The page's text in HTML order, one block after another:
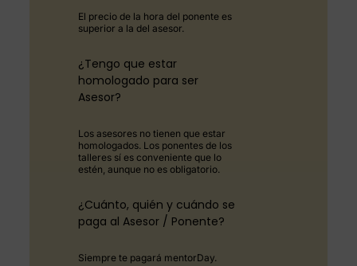
El precio de la hora del ponente es
superior a la del asesor.
¿Tengo que estar
homologado para ser
Asesor?
Los asesores no tienen que estar
homologados. Los ponentes de los
talleres sí es conveniente que lo
estén, aunque no es obligatorio.
¿Cuánto, quién y cuándo se
paga al Asesor / Ponente?
Siempre te pagará mentorDay.